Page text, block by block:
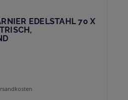
EDELSTAHL 70 X